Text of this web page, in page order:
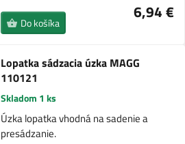
6,94 €
Do košíka
Lopatka sádzacia úzka MAGG
110121
Skladom 1 ks
Úzka lopatka vhodná na sadenie a
presádzanie.